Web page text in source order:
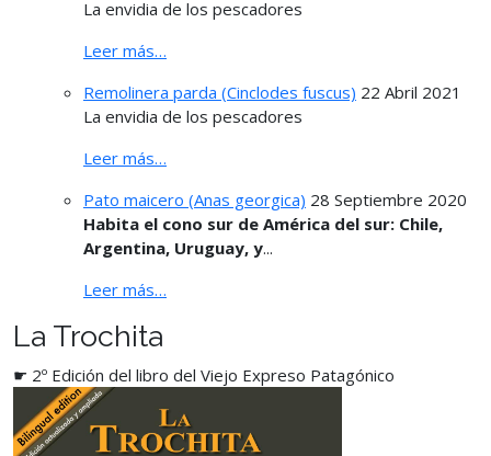
La envidia de los pescadores
Leer más…
Remolinera parda (Cinclodes fuscus) 22 Abril 2021
La envidia de los pescadores
Leer más…
Pato maicero (Anas georgica) 28 Septiembre 2020
Habita el cono sur de América del sur: Chile,
Argentina, Uruguay, y...
Leer más…
La Trochita
☛ 2º Edición del libro del Viejo Expreso Patagónico